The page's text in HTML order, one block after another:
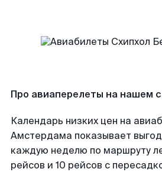
Про авиаперелеты на нашем
Календарь низких цен на
Амстердама показывает
каждую неделю по маршруту
рейсов и 10 рейсов с